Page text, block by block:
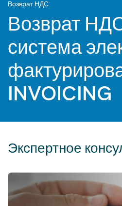
Возврат НДС
Возврат
система
INVOICING
Экспертное